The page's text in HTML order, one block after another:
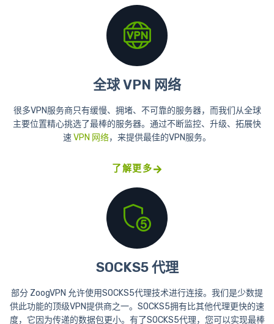
全球 VPN 网络
很多VPN服务商只有缓慢、拥堵、不可靠的服务器，而我们从全球
主要位置精心挑选了最棒的服务器。通过不断监控、升级、拓展快
速VPN 网络，来提供最佳的VPN服务。
了解更多
SOCKS5 代理
部分 ZoogVPN 允许使用SOCKS5代理技术进行连接。我们是少数提
供此功能的顶级VPN提供商之一。SOCKS5拥有比其他代理更快的速
度，它因为传递的数据包更小。有了SOCKS5代理，您可以实现最棒